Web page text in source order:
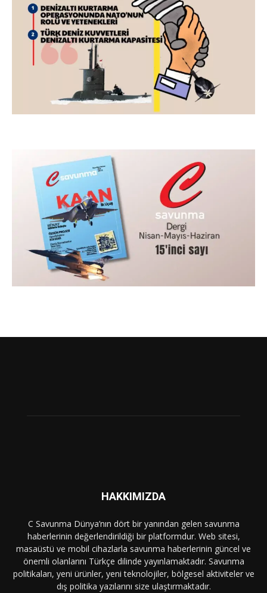
HAKKIMIZDA
C Savunma Dünya’nın dört bir yanından gelen savunma
haberlerinin değerlendirildiği bir platformdur. Web sitesi,
masaüstü ve mobil cihazlarla savunma haberlerinin güncel ve
önemli olanlarını Türkçe dilinde yayınlamaktadır. Savunma
politikaları, yeni ürünler, yeni teknolojiler, bölgesel aktiviteler ve
dış politika yazılarını size ulaştırmaktadır.